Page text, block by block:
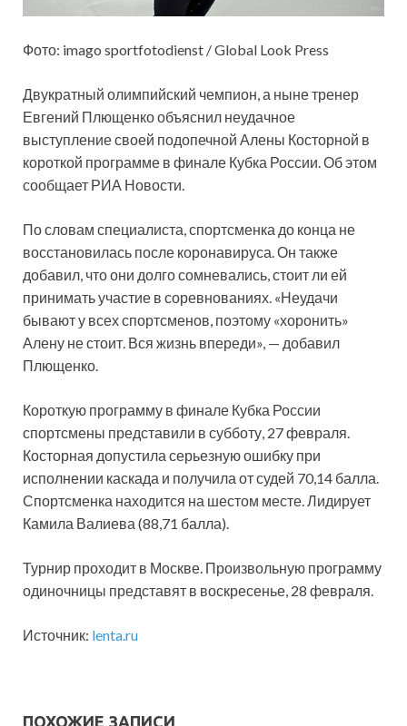
Фото: imago sportfotodienst / Global Look Press
Двукратный олимпийский чемпион, а ныне тренер
Евгений Плющенко объяснил неудачное
выступление своей подопечной Алены Косторной в
короткой программе в финале Кубка России. Об этом
сообщает РИА Новости.
По словам специалиста, спортсменка до конца не
восстановилась после коронавируса. Он также
добавил, что они долго сомневались, стоит ли ей
принимать участие в соревнованиях. «Неудачи
бывают у всех спортсменов, поэтому «хоронить»
Алену не стоит. Вся жизнь впереди», — добавил
Плющенко.
Короткую программу в финале Кубка России
спортсмены представили в субботу, 27 февраля.
Косторная допустила серьезную ошибку при
исполнении каскада и получила от судей 70,14 балла.
Спортсменка находится на шестом месте. Лидирует
Камила Валиева (88,71 балла).
Турнир проходит в Москве. Произвольную программу
одиночницы представят в воскресенье, 28 февраля.
Источник: lenta.ru
ПОХОЖИЕ ЗАПИСИ